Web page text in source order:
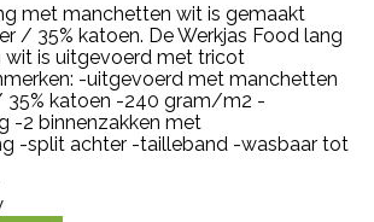
met manchetten wit is gemaakt
/ 35% katoen. De Werkjas Food lang
is uitgevoerd met tricot
-uitgevoerd met manchetten
35% katoen -240 gram/m2 -
-2 binnenzakken met
-split achter -tailleband -wasbaar tot